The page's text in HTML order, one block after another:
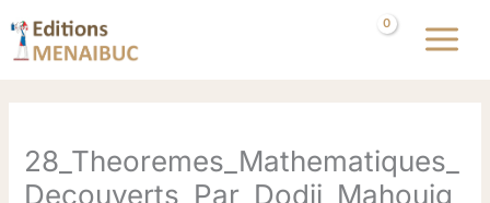
au
contenu
28_Theoremes_Mathematiques_
Decouverts_Par_Dodji_Mahouig